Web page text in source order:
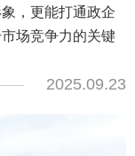
，更能打通政企
场竞争力的关键
2025.09.23